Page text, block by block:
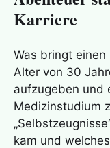
Karriere
Was bringt
Alter von 30
aufzugeben und
Medizinstudium
kam und